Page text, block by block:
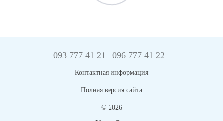
093 777 41 21 096 777 41 22
Контактная информация
Полная версия сайта
© 2026